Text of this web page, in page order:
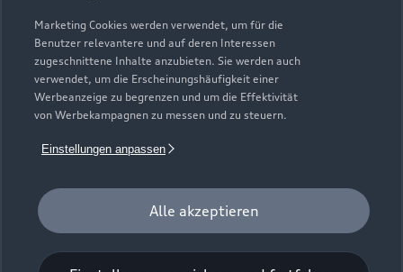
Marketing Cookies werden verwendet, um für die
Benutzer relevantere und auf deren Interessen
zugeschnittene Inhalte anzubieten. Sie werden auch
verwendet, um die Erscheinungshäufigkeit einer
Werbeanzeige zu begrenzen und um die Effektivität
von Werbekampagnen zu messen und zu steuern.
Einstellungen anpassen
Alle akzeptieren
Zur Inspektion